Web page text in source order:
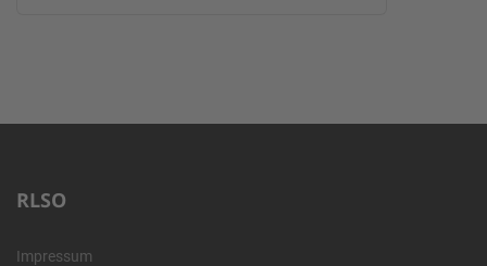
RLSO
Impressum